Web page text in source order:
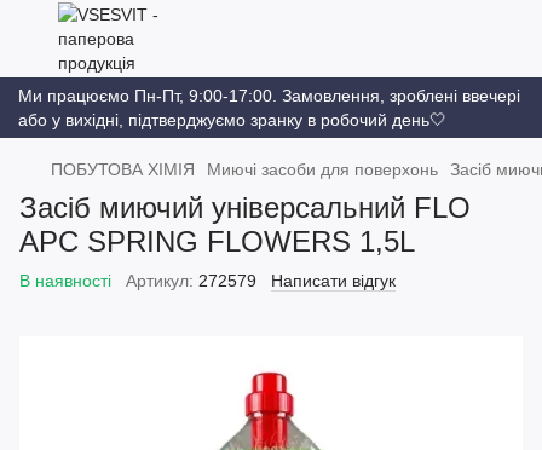
Ми працюємо Пн-Пт, 9:00-17:00. Замовлення, зроблені ввечері
або у вихідні, підтверджуємо зранку в робочий день🤍
ПОБУТОВА ХІМІЯ Миючі засоби для поверхонь Засіб
Засіб миючий універсальний FLO
APC SPRING FLOWERS 1,5L
В наявності Артикул: 272579 Написати відгук